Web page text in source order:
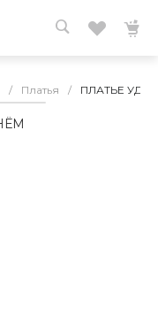
/ Платья / ПЛАТЬЕ